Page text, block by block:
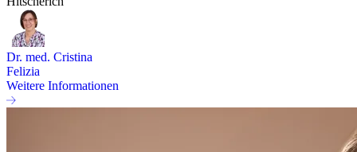
Dr. med. Cristina
Felizia
Weitere Informationen